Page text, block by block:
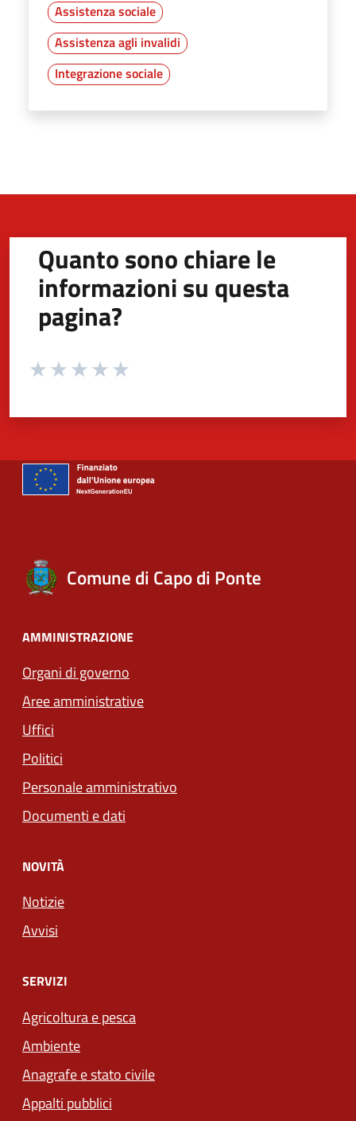
Assistenza sociale
Assistenza agli invalidi
Integrazione sociale
Quanto sono chiare le
informazioni su questa
pagina?
Valuta da 1 a 5 stelle la pagina
Comune di Capo di Ponte
AMMINISTRAZIONE
Organi di governo
Aree amministrative
Uffici
Politici
Personale amministrativo
Documenti e dati
NOVITÀ
Notizie
Avvisi
SERVIZI
Agricoltura e pesca
Ambiente
Anagrafe e stato civile
Appalti pubblici